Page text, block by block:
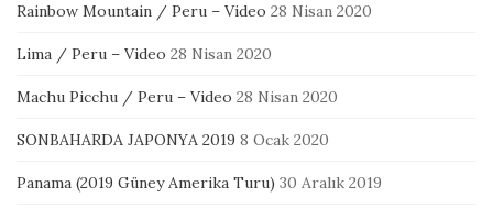
Rainbow Mountain / Peru – Video 28 Nisan 2020
Lima / Peru – Video 28 Nisan 2020
Machu Picchu / Peru – Video 28 Nisan 2020
SONBAHARDA JAPONYA 2019 8 Ocak 2020
Panama (2019 Güney Amerika Turu) 30 Aralık 2019